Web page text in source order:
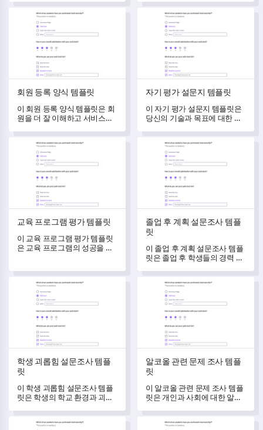
다.
얻을 수 있습니다.
회원 등록 양식 템플릿
회원 등록 양식 템플릿
이 회원 등록 양식 템플릿은 회
원을 더 잘 이해하고 서비스하
자기 평가 설문지 템플릿
자기 평가 설문지 템플릿
이 자기 평가 설문지 템플릿은
당신의 기술과 목표에 대한 포
적인 잠재력을 발휘할 수 있도
록 돕습니다.
교육 프로그램 평가 템플릿
교육 프로그램 평가 템플릿
이 교육 프로그램 평가 템플릿
은 교육 프로그램의 성공을 측
졸업 후 계획 설문조사 템플릿
졸업 후 계획 설문조사 템플
릿
이 졸업 후 계획 설문조사 템플
릿은 졸업 후 학생들의 경력 포
도와줍니다.
학생 괴롭힘 설문조사 템플릿
학생 괴롭힘 설문조사 템플
릿
이 학생 괴롭힘 설문조사 템플
릿은 학생의 학교 환경과 괴롭
도록 도와줍니다.
알코올 관련 문제 조사 템플릿
알코올 관련 문제 조사 템플
릿
이 알코올 관련 문제 조사 템플
릿은 개인과 사회에 대한 알코
수 있게 해줍니다.
직원 약속서 템플릿 동물 보호소 자원봉사자 피드